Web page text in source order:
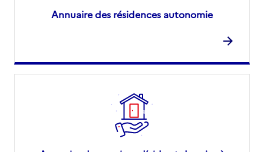
Annuaire des résidences autonomie